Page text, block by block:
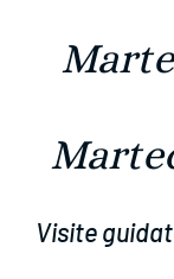
Visite